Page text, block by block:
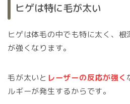
ヒゲは特に毛が太い
ヒゲは体毛の中でも特に太く、
が強くなります。
毛が太いと レーザーの反応が強く
ルギーが発生するからです。